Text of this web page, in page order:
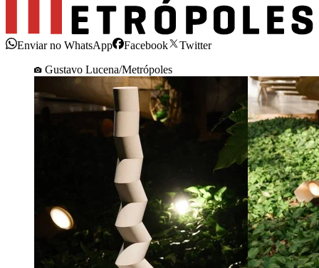
Enviar no WhatsApp Facebook
Twitter
Gustavo Lucena/Metrópoles